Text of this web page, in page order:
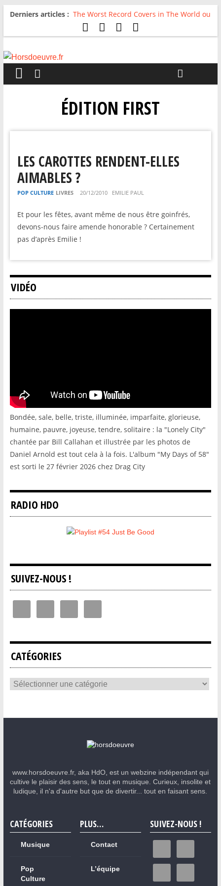
Derniers articles : The Worst Record Covers in The World ou
Comment rire du pire
Avril 2026 : C’est dans les vieux pots
For The First Time, Again : Tyler Ballgame
ÉDITION FIRST
LES CAROTTES RENDENT-ELLES
AIMABLES ?
POP CULTURE LIVRES 20/12/2010 EMILIE PAUL
Et pour les fêtes, avant même de nous être goinfrés,
devons-nous faire amende honorable ? Certainement
pas d’après Emilie !
VIDÉO
Bondée, sale, belle, triste, illuminée, imparfaite, glorieuse,
humaine, pauvre, joyeuse, tendre, solitaire : la "Lonely City"
chantée par Bill Callahan et illustrée par les photos de
Daniel Arnold est tout cela à la fois. L'album "My Days of 58"
est sorti le 27 février 2026 chez Drag City
RADIO HDO
SUIVEZ-NOUS !
CATÉGORIES
www.horsdoeuvre.fr, aka HdO, est un webzine indépendant qui
cultive le plaisir des sens, le tout en musique. Curieux, insolite et
ludique, il n'a d'autre but que de divertir... tout en faisant sens.
CATÉGORIES
Musique
Pop
Culture
PLUS…
Contact
L’équipe
SUIVEZ-NOUS !